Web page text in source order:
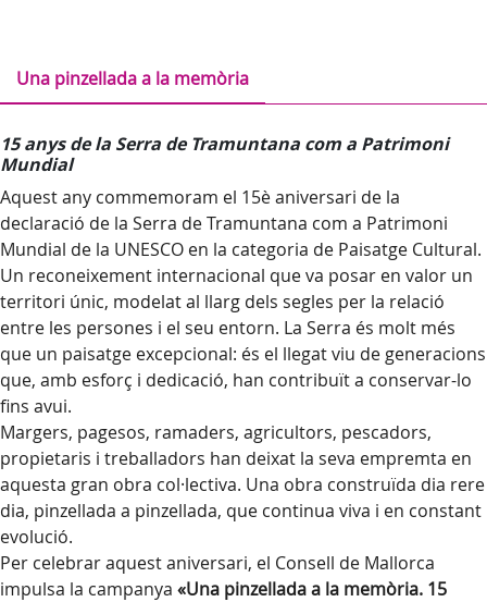
Una pinzellada a la memòria
15 anys de la Serra de Tramuntana com a Patrimoni
Mundial
Aquest any commemoram el 15è aniversari de la
declaració de la Serra de Tramuntana com a Patrimoni
Mundial de la UNESCO en la categoria de Paisatge Cultural.
Un reconeixement internacional que va posar en valor un
territori únic, modelat al llarg dels segles per la relació
entre les persones i el seu entorn. La Serra és molt més
que un paisatge excepcional: és el llegat viu de generacions
que, amb esforç i dedicació, han contribuït a conservar-lo
fins avui.
Margers, pagesos, ramaders, agricultors, pescadors,
propietaris i treballadors han deixat la seva empremta en
aquesta gran obra col·lectiva. Una obra construïda dia rere
dia, pinzellada a pinzellada, que continua viva i en constant
evolució.
Per celebrar aquest aniversari, el Consell de Mallorca
impulsa la campanya «Una pinzellada a la memòria. 15